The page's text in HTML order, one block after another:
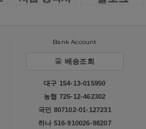
Bank Account
배송조회
대구 154-13-015950
농협 725-12-462302
국민 807102-01-127231
하나 516-910026-98207